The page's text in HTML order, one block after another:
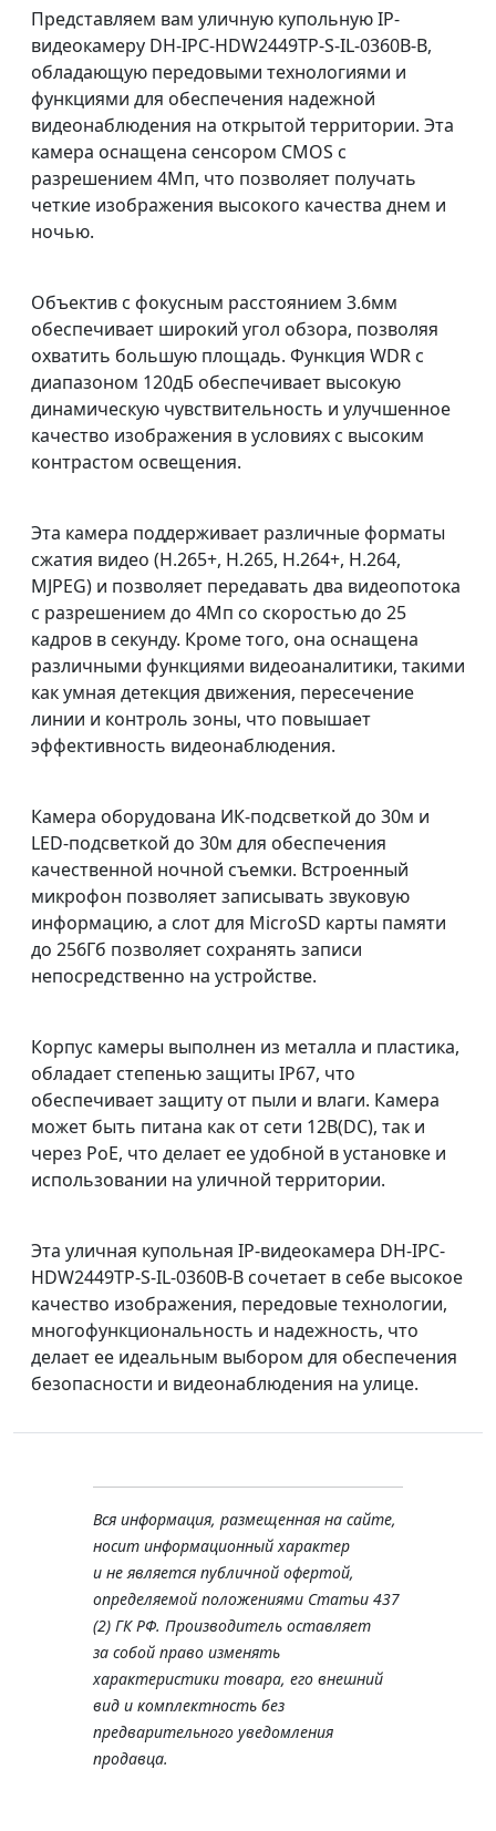
Представляем вам уличную купольную IP-
видеокамеру DH-IPC-HDW2449TP-S-IL-0360B-B,
обладающую передовыми технологиями и
функциями для обеспечения надежной
видеонаблюдения на открытой территории. Эта
камера оснащена сенсором CMOS с
разрешением 4Мп, что позволяет получать
четкие изображения высокого качества днем и
ночью.
Объектив с фокусным расстоянием 3.6мм
обеспечивает широкий угол обзора, позволяя
охватить большую площадь. Функция WDR с
диапазоном 120дБ обеспечивает высокую
динамическую чувствительность и улучшенное
качество изображения в условиях с высоким
контрастом освещения.
Эта камера поддерживает различные форматы
сжатия видео (H.265+, H.265, H.264+, H.264,
MJPEG) и позволяет передавать два видеопотока
с разрешением до 4Мп со скоростью до 25
кадров в секунду. Кроме того, она оснащена
различными функциями видеоаналитики, такими
как умная детекция движения, пересечение
линии и контроль зоны, что повышает
эффективность видеонаблюдения.
Камера оборудована ИК-подсветкой до 30м и
LED-подсветкой до 30м для обеспечения
качественной ночной съемки. Встроенный
микрофон позволяет записывать звуковую
информацию, а слот для MicroSD карты памяти
до 256Гб позволяет сохранять записи
непосредственно на устройстве.
Корпус камеры выполнен из металла и пластика,
обладает степенью защиты IP67, что
обеспечивает защиту от пыли и влаги. Камера
может быть питана как от сети 12В(DC), так и
через PoE, что делает ее удобной в установке и
использовании на уличной территории.
Эта уличная купольная IP-видеокамера DH-IPC-
HDW2449TP-S-IL-0360B-B сочетает в себе высокое
качество изображения, передовые технологии,
многофункциональность и надежность, что
делает ее идеальным выбором для обеспечения
безопасности и видеонаблюдения на улице.
Вся информация, размещенная на сайте,
носит информационный характер
и не является публичной офертой,
определяемой положениями Статьи 437
(2) ГК РФ. Производитель оставляет
за собой право изменять
характеристики товара, его внешний
вид и комплектность без
предварительного уведомления
продавца.